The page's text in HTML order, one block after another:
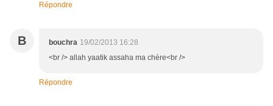
Répondre
B bouchra 19/02/2013 16:28
<br /> allah yaatik assaha ma chère<br />
Répondre